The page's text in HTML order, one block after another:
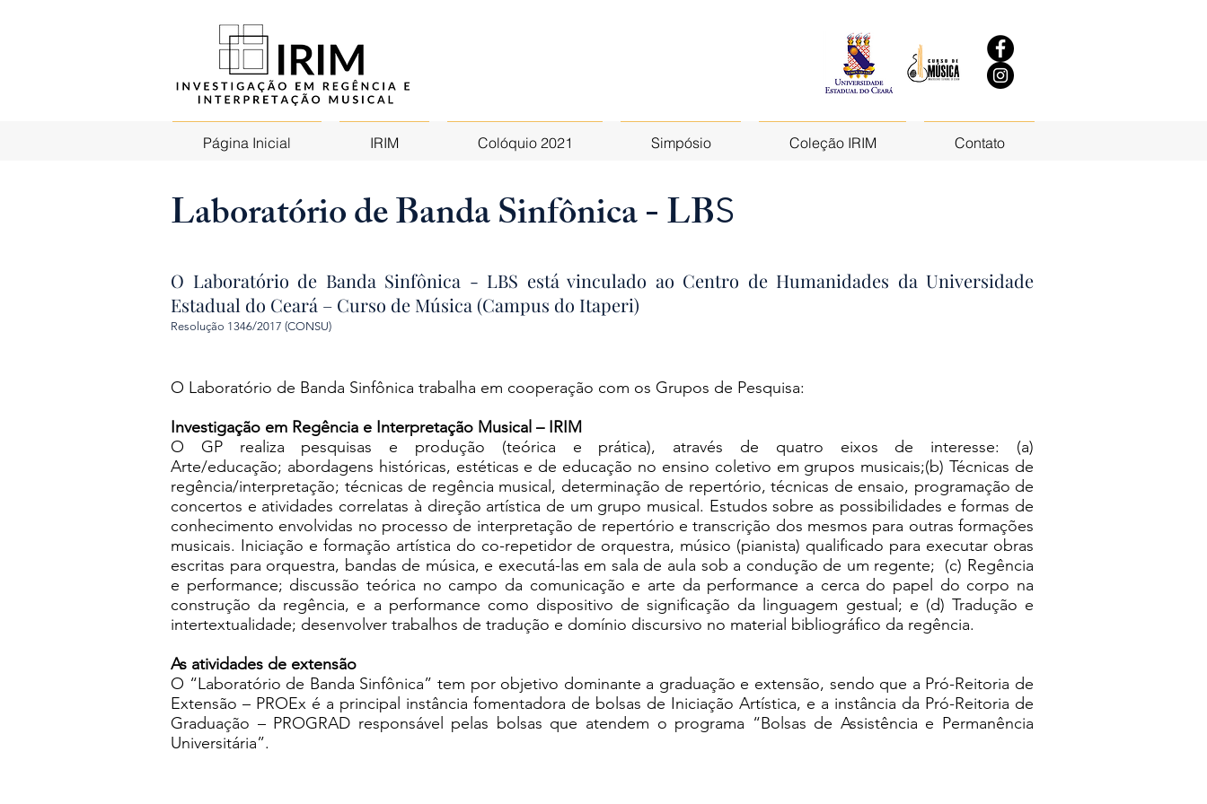
Página Inicial IRIM Colóquio 2021 Simpósio Coleção IRIM Contato
Laboratório de Banda Sinfônica - LBS
O Laboratório de Banda Sinfônica - LBS está vinculado ao Centro de Humanidades da Universidade
Estadual do Ceará – Curso de Música (Campus do Itaperi)
O Laboratório de Banda Sinfônica trabalha em cooperação com os Grupos de Pesquisa:
Investigação em Regência e Interpretação Musical – IRIM
O GP realiza pesquisas e produção (teórica e prática), através de quatro eixos de interesse: (a)
Arte/educação; abordagens históricas, estéticas e de educação no ensino coletivo em grupos musicais;(b) Técnicas de
regência/interpretação; técnicas de regência musical, determinação de repertório, técnicas de ensaio, programação de
concertos e atividades correlatas à direção artística de um grupo musical. Estudos sobre as possibilidades e formas de
conhecimento envolvidas no processo de interpretação de repertório e transcrição dos mesmos para outras formações
musicais. Iniciação e formação artística do co-repetidor de orquestra, músico (pianista) qualificado para executar obras
escritas para orquestra, bandas de música, e executá-las em sala de aula sob a condução de um regente; (c) Regência
e performance; discussão teórica no campo da comunicação e arte da performance a cerca do papel do corpo na
construção da regência, e a performance como dispositivo de significação da linguagem gestual; e (d) Tradução e
intertextualidade; desenvolver trabalhos de tradução e domínio discursivo no material bibliográfico da regência.
As atividades de extensão
O “Laboratório de Banda Sinfônica” tem por objetivo dominante a graduação e extensão, sendo que a Pró-Reitoria de
Extensão – PROEx é a principal instância fomentadora de bolsas de Iniciação Artística, e a instância da Pró-Reitoria de
Graduação – PROGRAD responsável pelas bolsas que atendem o programa “Bolsas de Assistência e Permanência
Universitária”.
Resolução 1346/2017 (CONSU)